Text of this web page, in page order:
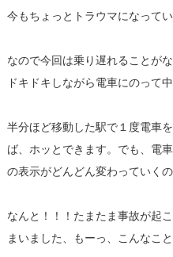
今もちょっとトラウマになってい
なので今回は乗り遅れることが
ドキドキしながら電車にのって
半分ほど移動した駅で１度電車
ば、ホッとできます。でも、電
の表示がどんどん変わっていくの
なんと！！！たまたま事故が起
まいました、もーっ、こんなこ